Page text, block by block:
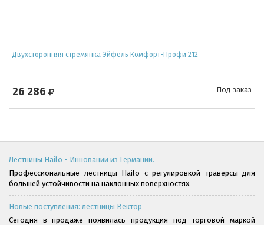
Двухсторонняя стремянка Эйфель Комфорт-Профи 212
26 286 Под заказ
Лестницы Hailo - Инновации из Германии.
Профессиональные лестницы Hailo с регулировкой траверсы для
большей устойчивости на наклонных поверхностях.
Новые поступления: лестницы Вектор
Сегодня в продаже появилась продукция под торговой маркой